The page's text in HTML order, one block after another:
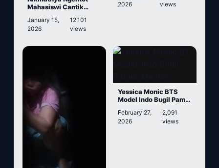
Mahasiswi Cantik
January 15,
2026
12,101
views
2026
views
Yessica Monic BTS
Model Indo Bugil Pamer
February 27,
2026
2,091
views